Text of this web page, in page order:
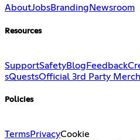
AboutJobsBranding Newsroom
Resources
SupportSafetyBlog Feedback
sQuestsOfficial 3rd Party Merch
Policies
TermsPrivacyCookie